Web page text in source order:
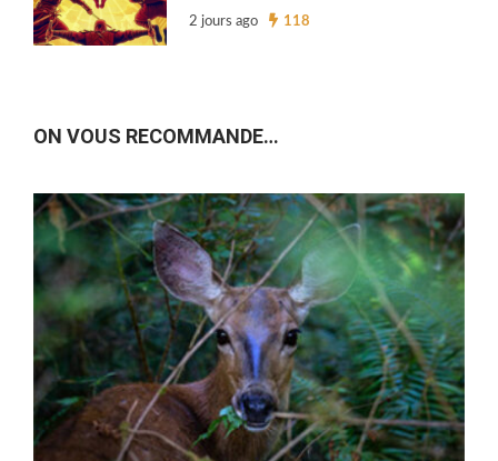
2 jours ago 118
ON VOUS RECOMMANDE…